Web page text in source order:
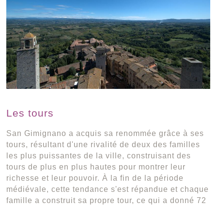
Les tours
San Gimignano a acquis sa renommée grâce à ses
tours, résultant d'une rivalité de deux des familles
les plus puissantes de la ville, construisant des
tours de plus en plus hautes pour montrer leur
richesse et leur pouvoir. À la fin de la période
médiévale, cette tendance s'est répandue et chaque
famille a construit sa propre tour, ce qui a donné 72